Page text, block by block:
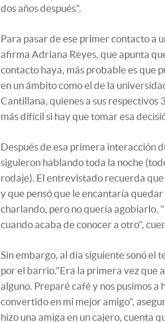
dos años después".
Para pasar de ese primer contacto a
afirma Adriana Reyes, que apunta
contacto haya, más probable es que
en un ámbito como el de la
Cantillana, quienes a sus respectivos
más difícil si hay que tomar esa
Después de esa primera interacción
siguieron hablando toda la noche
rodaje). El entrevistado recuerda
y que pensó que le encantaría
charlando, pero no quería agobiarlo.
cuando acaba de conocer a otro",
Sin embargo, al día siguiente sonó el
por el barrio."Era la primera vez que
alguno. Preparé café y nos pusimos a
convertido en mi mejor amigo",
hizo una amiga en un cajero, cuenta